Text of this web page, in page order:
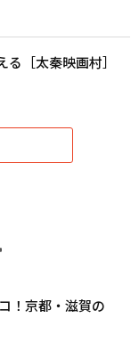
［太秦映画村］
！京都・滋賀の